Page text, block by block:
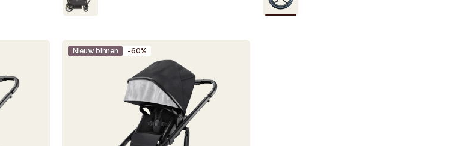
goed
/
goed
Nieuw binnen -60%